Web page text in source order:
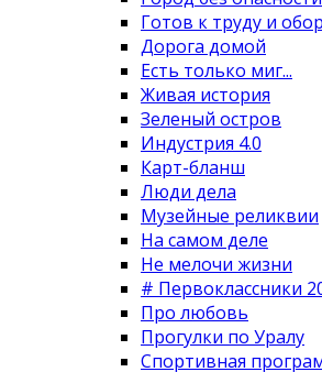
Готов к труду и
Дорога домой
Есть только миг...
Живая история
Зеленый остров
Индустрия 4.0
Карт-бланш
Люди дела
Музейные реликвии
На самом деле
Не мелочи жизни
# Первоклассники
Про любовь
Прогулки по Уралу
Спортивная